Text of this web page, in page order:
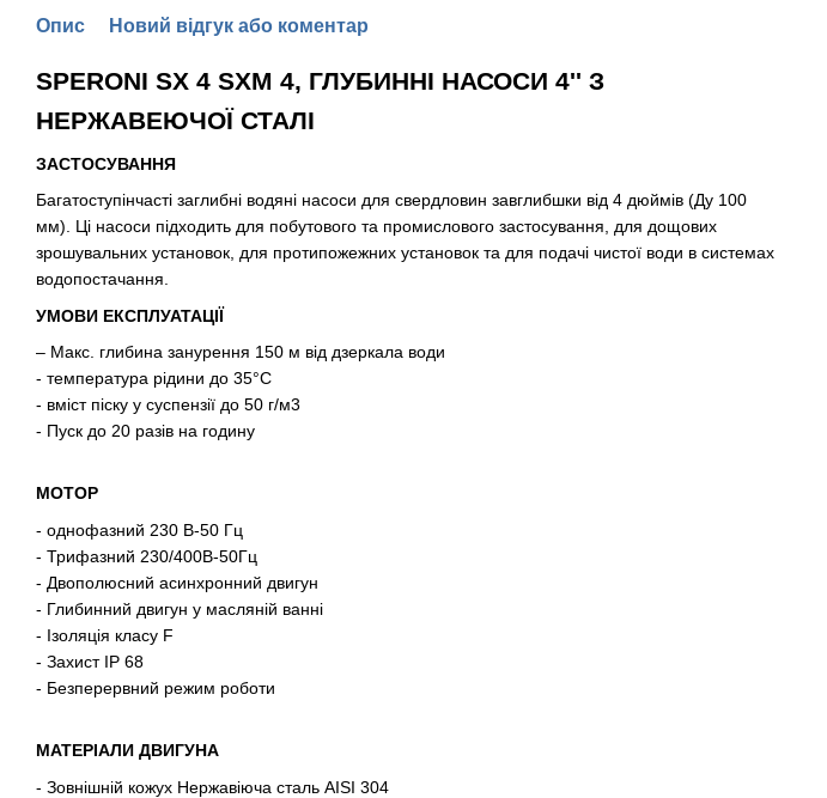
Опис Новий відгук або коментар
SPERONI SX 4 SXM 4, ГЛУБИННІ НАСОСИ 4'' З
НЕРЖАВЕЮЧОЇ СТАЛІ
ЗАСТОСУВАННЯ
Багатоступінчасті заглибні водяні насоси для свердловин завглибшки від 4 дюймів (Ду 100
мм). Ці насоси підходить для побутового та промислового застосування, для дощових
зрошувальних установок, для протипожежних установок та для подачі чистої води в системах
водопостачання.
УМОВИ ЕКСПЛУАТАЦІЇ
– Макс. глибина занурення 150 м від дзеркала води
- температура рідини до 35°C
- вміст піску у суспензії до 50 г/м3
- Пуск до 20 разів на годину
МОТОР
- однофазний 230 В-50 Гц
- Трифазний 230/400В-50Гц
- Двополюсний асинхронний двигун
- Глибинний двигун у масляній ванні
- Ізоляція класу F
- Захист IP 68
- Безперервний режим роботи
МАТЕРІАЛИ ДВИГУНА
- Зовнішній кожух Нержавіюча сталь AISI 304